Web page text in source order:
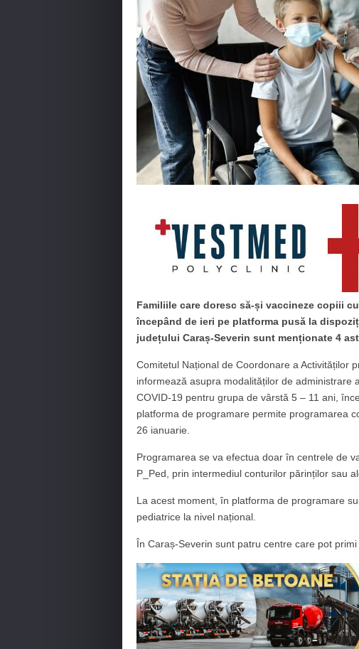
Familiile care doresc să-și vaccineze copiii
începând de ieri pe platforma pusă la
județului Caraș-Severin sunt menționate 4
Comitetul Național de Coordonare a Activităților
informează asupra modalităților de administrare
COVID-19 pentru grupa de vârstă 5 – 11 ani,
platforma de programare permite programarea
26 ianuarie.
Programarea se va efectua doar în centrele de
P_Ped, prin intermediul conturilor părinților sau
La acest moment, în platforma de programare
pediatrice la nivel național.
În Caraș-Severin sunt patru centre care pot